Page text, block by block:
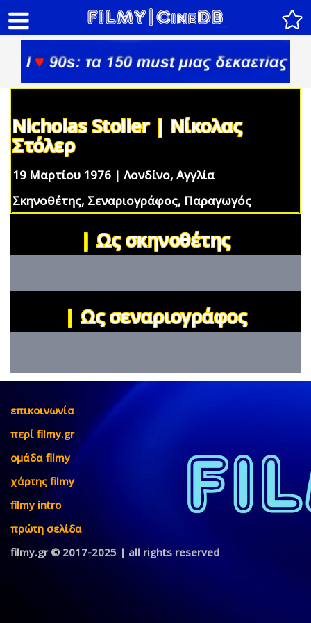
Nicholas Stoller | Νίκολας
Στόλερ
19 Μαρτίου 1976 | Λονδίνο, Αγγλία
Σκηνοθέτης, Σεναριογράφος, Παραγωγός
| Ως σκηνοθέτης
| Ως σεναριογράφος
επικοινωνία
περί filmy.gr
ομάδα filmy
χάρτης filmy
filmy intro
πρώτη σελίδα
filmy.gr © 2017-2025 | all rights reserved